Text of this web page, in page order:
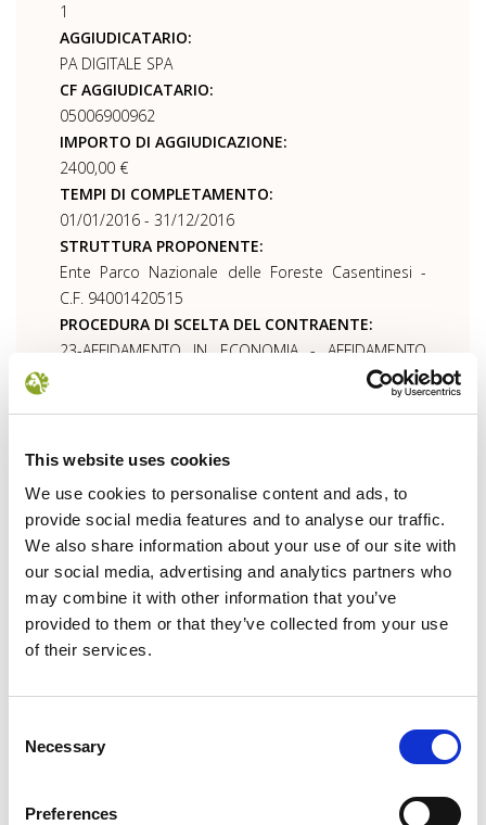
This website uses cookies
We use cookies to personalise content and ads, to
provide social media features and to analyse our traffic.
We also share information about your use of our site with
our social media, advertising and analytics partners who
may combine it with other information that you’ve
provided to them or that they’ve collected from your use
of their services.
Selection
Necessary
Preferences
1
AGGIUDICATARIO:
PA DIGITALE SPA
CF AGGIUDICATARIO:
05006900962
IMPORTO DI AGGIUDICAZIONE:
2400,00 €
TEMPI DI COMPLETAMENTO:
01/01/2016 - 31/12/2016
STRUTTURA PROPONENTE:
Ente Parco Nazionale delle Foreste Casentinesi -
C.F. 94001420515
PROCEDURA DI SCELTA DEL CONTRAENTE:
23-AFFIDAMENTO IN ECONOMIA - AFFIDAMENTO
NUMERO D'ORDINE:
OGGETTO:
Affidamento tramite ME.P.A. della progettazione
preliminare riferita alla realizzazione di un
percorso didattico - espositivo dedicato al lupo,
DETERMINA NUMERO:
CIG: